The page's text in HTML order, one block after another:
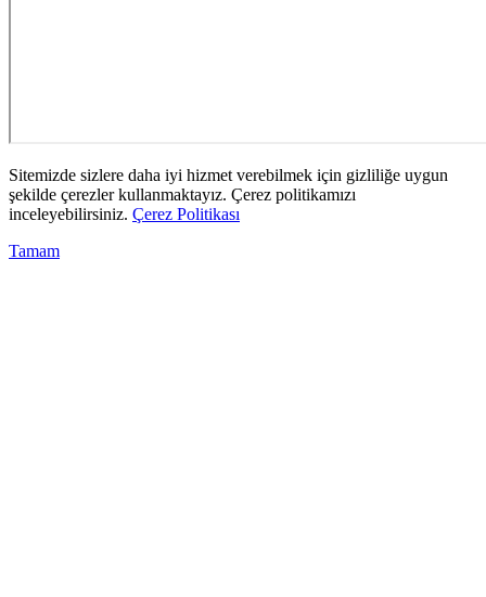
Sitemizde sizlere daha iyi hizmet verebilmek için gizliliğe uygun
şekilde çerezler kullanmaktayız. Çerez politikamızı
inceleyebilirsiniz. Çerez Politikası
Tamam